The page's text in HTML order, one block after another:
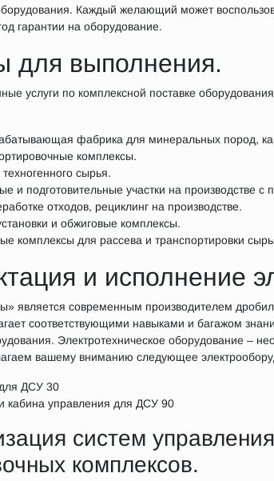
Каждый желающий может
гарантии на оборудование.
для выполнения.
услуги по комплексной поставке
фабрика для минеральных пород,
комплексы.
сырья.
и подготовительные участки на производстве
отходов, рециклинг на производстве.
и обжиговые комплексы.
комплексы для рассева и транспортировки
и исполнение
является современным производителем
соответствующими навыками и багажом
Электротехническое оборудование –
вашему вниманию следующее
ДСУ 30
кабина управления для ДСУ 90
систем
комплексов.